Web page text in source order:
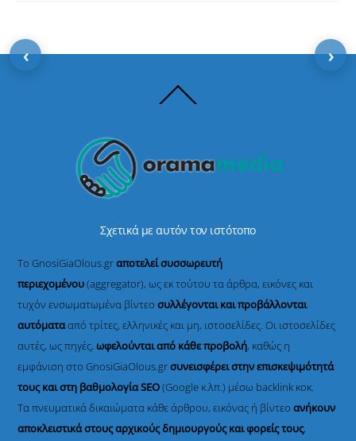
To
Σχετικά με αυτόν τον ιστότοπο
Το GnosiGiaOlous.grαποτελεί συσσωρευτή
περιεχομένου(aggregator), ως εκ τούτου τα άρθρα, εικόνες και
τυχόν ενσωματωμένα βίντεοσυλλέγονται και προβάλλονται
αυτόματααπό τρίτες, ελληνικές και μη, ιστοσελίδες. Οι ιστοσελίδες
αυτές, ως πηγές,ωφελούνται από κάθε προβολή, καθώς η
εμφάνιση στο GnosiGiaOlous.grσυνεισφέρει στην επισκεψιμότητά
τους και στη βαθμολογία SEO(Google κ.λπ.) μέσω backlink κοκ.
Τα πνευματικά δικαιώματα κάθε άρθρου, εικόνας ή βίντεοανήκουν
αποκλειστικά στους αρχικούς δημιουργούς και φορείς τους,
‹ ›